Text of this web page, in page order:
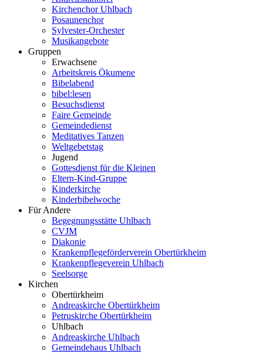
Kirchenchor Uhlbach
Posaunenchor
Sylvester-Orchester
Musikangebote
Gruppen
Erwachsene
Arbeitskreis Ökumene
Bibelabend
bibel:lesen
Besuchsdienst
Faire Gemeinde
Gemeindedienst
Meditatives Tanzen
Weltgebetstag
Jugend
Gottesdienst für die Kleinen
Eltern-Kind-Gruppe
Kinderkirche
Kinderbibelwoche
Für Andere
Begegnungsstätte Uhlbach
CVJM
Diakonie
Krankenpflegeförderverein Obertürkheim
Krankenpflegeverein Uhlbach
Seelsorge
Kirchen
Obertürkheim
Andreaskirche Obertürkheim
Petruskirche Obertürkheim
Uhlbach
Andreaskirche Uhlbach
Gemeindehaus Uhlbach